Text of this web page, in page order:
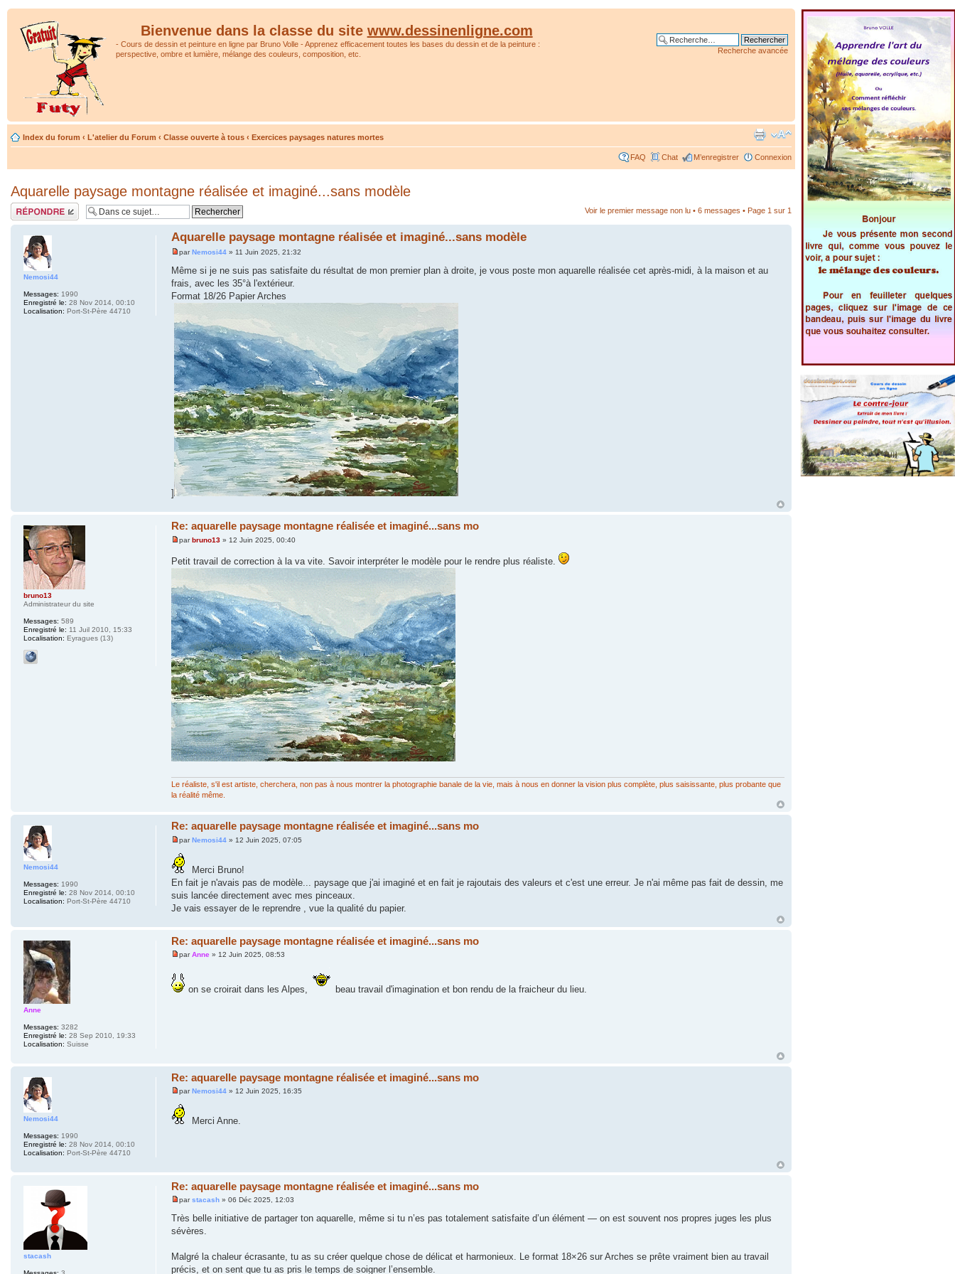
Bienvenue dans la classe du site www.dessinenligne.com
- Cours de dessin et peinture en ligne par Bruno Volle - Apprenez efficacement toutes les bases du dessin et de la peinture :
perspective, ombre et lumière, mélange des couleurs, composition, etc.
Recherche avancée
Index du forum ‹ L'atelier du Forum ‹ Classe ouverte à tous ‹ Exercices paysages natures mortes
FAQ Chat M’enregistrer Connexion
Aquarelle paysage montagne réalisée et imaginé...sans modèle
Répondre Voir le premier message non lu• 6 messages • Page 1 sur 1
Aquarelle paysage montagne réalisée et imaginé...sans modèle
parNemosi44» 11 Juin 2025, 21:32
Même si je ne suis pas satisfaite du résultat de mon premier plan à droite, je vous poste mon aquarelle réalisée cet après-midi, à la maison et au
frais, avec les 35°à l'extérieur.
Format 18/26 Papier Arches
]
Nemosi44
Messages: 1990
Enregistré le: 28 Nov 2014, 00:10
Localisation: Port-St-Père 44710
Re: aquarelle paysage montagne réalisée et imaginé...sans mo
parbruno13» 12 Juin 2025, 00:40
Petit travail de correction à la va vite. Savoir interpréter le modèle pour le rendre plus réaliste.
Le réaliste, s'il est artiste, cherchera, non pas à nous montrer la photographie banale de la vie, mais à nous en donner la vision plus complète, plus saisissante, plus probante que
la réalité même.
bruno13
Administrateur du site
Messages: 589
Enregistré le: 11 Juil 2010, 15:33
Localisation: Eyragues (13)
Re: aquarelle paysage montagne réalisée et imaginé...sans mo
parNemosi44» 12 Juin 2025, 07:05
Merci Bruno!
En fait je n'avais pas de modèle... paysage que j'ai imaginé et en fait je rajoutais des valeurs et c'est une erreur. Je n'ai même pas fait de dessin, me
suis lancée directement avec mes pinceaux.
Je vais essayer de le reprendre , vue la qualité du papier.
Nemosi44
Messages: 1990
Enregistré le: 28 Nov 2014, 00:10
Localisation: Port-St-Père 44710
Re: aquarelle paysage montagne réalisée et imaginé...sans mo
parAnne» 12 Juin 2025, 08:53
on se croirait dans les Alpes, beau travail d'imagination et bon rendu de la fraicheur du lieu.
Anne
Messages: 3282
Enregistré le: 28 Sep 2010, 19:33
Localisation: Suisse
Re: aquarelle paysage montagne réalisée et imaginé...sans mo
parNemosi44» 12 Juin 2025, 16:35
Merci Anne.
Nemosi44
Messages: 1990
Enregistré le: 28 Nov 2014, 00:10
Localisation: Port-St-Père 44710
Re: aquarelle paysage montagne réalisée et imaginé...sans mo
parstacash» 06 Déc 2025, 12:03
Très belle initiative de partager ton aquarelle, même si tu n’es pas totalement satisfaite d’un élément — on est souvent nos propres juges les plus
sévères.
Malgré la chaleur écrasante, tu as su créer quelque chose de délicat et harmonieux. Le format 18×26 sur Arches se prête vraiment bien au travail
précis, et on sent que tu as pris le temps de soigner l’ensemble.
stacash